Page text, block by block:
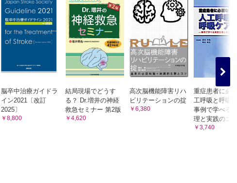
脳卒中治療ガイドラ
イン2021〔改訂
2025〕
￥8,800
結局現場でどうす
る？ Dr.増井の神経
救急セミナー 第2版
￥4,620
高次脳機能障害リハ
ビリテーションの掟
￥6,380
重症患者に必
工呼吸と呼吸
事例で学べる
理と実践のコ
￥3,740